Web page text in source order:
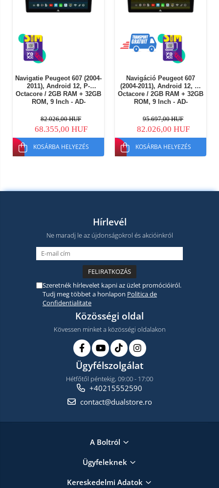
Navigatie Peugeot 607 (2004-
2011), Android 12, P-
Octacore / 2GB RAM + 32GB
ROM, 9 Inch - AD-
82.026,00 HUF
68.355,00 HUF
KOSÁRBA HELYEZÉS
Navigáció Peugeot 607
(2004-2011), Android 12, E-
Octacore / 2GB RAM + 32GB
ROM, 9 Inch - AD-
95.697,00 HUF
82.026,00 HUF
KOSÁRBA HELYEZÉS
Hírlevél
Ne maradj le az újdonságokrol és akcióinkról
Szeretnék hírlevelet kapni az üzlet promócióiról.
Tudj meg többet a honlapon Politica de
Confidentialitate
Közösségi oldal
Kövessen minket a közösségi oldalakon
Ügyfélszolgálat
Hétfőtől péntekig, 09:00 - 17:00
+40215552590
contact@dualstore.ro
A Boltról
Ügyfeleknek
Kereskedelmi Adatok